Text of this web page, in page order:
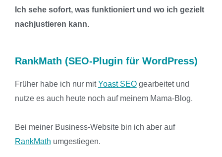
Ich sehe sofort, was funktioniert und wo ich gezielt
nachjustieren kann.
RankMath (SEO-Plugin für WordPress)
Früher habe ich nur mitYoast SEOgearbeitet und
nutze es auch heute noch auf meinem Mama-Blog.
Bei meiner Business-Website bin ich aber auf
RankMath umgestiegen.